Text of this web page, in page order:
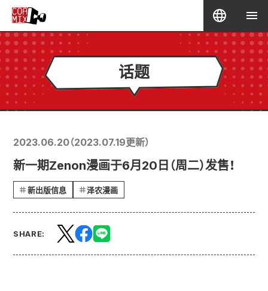
话题
2023.06.20（2023.07.19更新）
新一期Zenon漫画于6月20日（周二）发售！
新出版信息 泽农漫画
SHARE: